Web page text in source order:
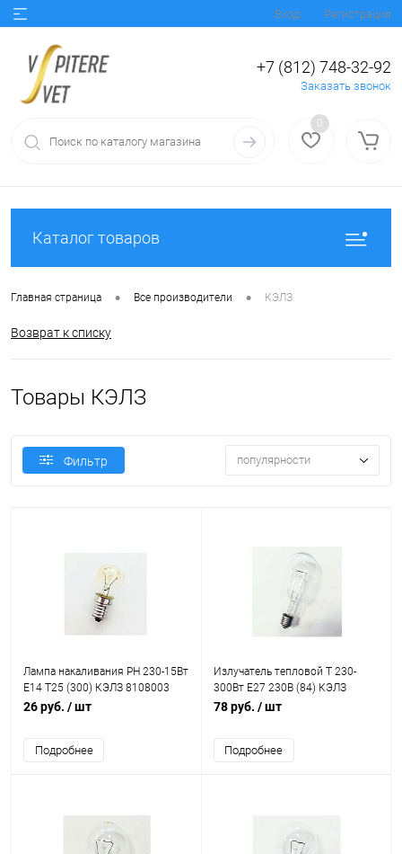
Вход Регистрация
+7 (812) 748-32-92
Заказать звонок
0
Каталог товаров
Главная страница • Все производители • КЭЛЗ
Возврат к списку
Товары КЭЛЗ
Фильтр популярности
Лампа накаливания РН 230-15Вт
E14 Т25 (300) КЭЛЗ 8108003
26 руб. / шт
Подробнее
Излучатель тепловой Т 230-
300Вт E27 230В (84) КЭЛЗ
8102301
78 руб. / шт
Подробнее